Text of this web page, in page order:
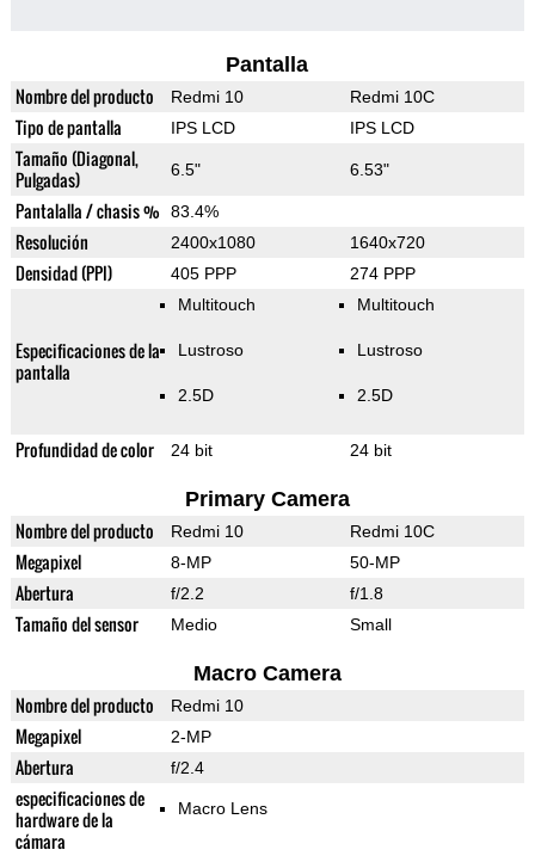
Pantalla
Nombre del producto Redmi 10 Redmi 10C
Tipo de pantalla IPS LCD IPS LCD
Tamaño (Diagonal,
Pulgadas)
6.5" 6.53"
Pantalalla / chasis % 83.4%
Resolución 2400x1080 1640x720
Densidad (PPI) 405 PPP 274 PPP
Especificaciones de la
pantalla
Multitouch
Lustroso
2.5D
Multitouch
Lustroso
2.5D
Profundidad de color 24 bit 24 bit
Primary Camera
Nombre del producto Redmi 10 Redmi 10C
Megapixel 8-MP 50-MP
Abertura f/2.2 f/1.8
Tamaño del sensor Medio Small
Macro Camera
Nombre del producto Redmi 10
Megapixel 2-MP
Abertura f/2.4
especificaciones de
hardware de la
cámara
Macro Lens